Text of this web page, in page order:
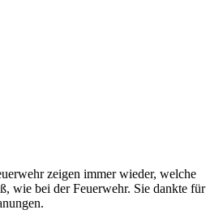
zeigen immer wieder, welche
wie bei der Feuerwehr. Sie dankte für